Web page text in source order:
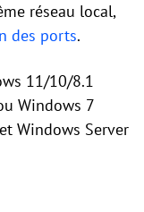
réseau local,
des ports.
11/10/8.1
Windows 7
Windows Server